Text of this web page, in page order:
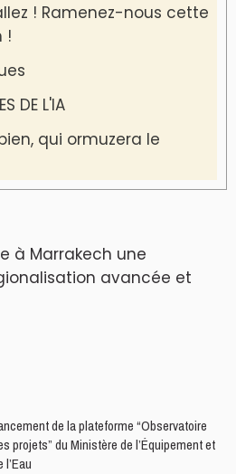
! Ramenez-nous cette
!
DE L'IA
qui ormuzera le
à Marrakech une
avancée et
de la plateforme “Observatoire
projets” du Ministère de l’Équipement et
l’Eau